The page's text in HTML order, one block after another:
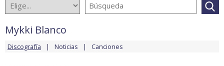
Mykki Blanco
Discografía Noticias Canciones